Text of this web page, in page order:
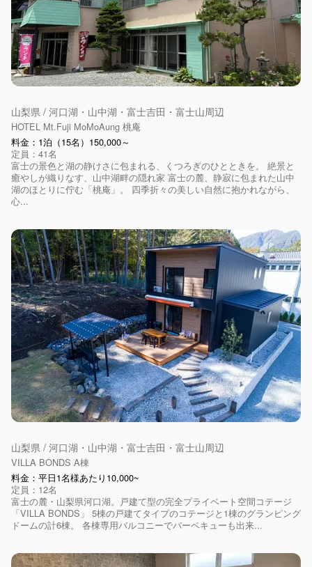
山梨県 / 河口湖・山中湖・富士吉田・富士山周辺
HOTEL Mt.Fuji MoMoAung 桃庵
料金：1泊（15名）150,000～
定員：41名
富士の景色と湖の静けさに包まれる、くつろぎのひとときを。 絶景と
癒やしが織りなす、山中湖畔の隠れ家 富士の麓、静寂に包まれた山中
湖のほとりに佇む「桃庵」。 四季折々の美しい自然に抱かれながら、
心...
山梨県 / 河口湖・山中湖・富士吉田・富士山周辺
VILLA BONDS A棟
料金：平日1名様あたり10,000~
定員：12名
富士の麓・山梨県河口湖。戸建て型の完全プライベート空間コテージ
「VILLA BONDS」 5棟の戸建てタイプのコテージと1棟のグランピング
ドームの計6棟。 各棟専用バルコニーでバーベキューも出来...